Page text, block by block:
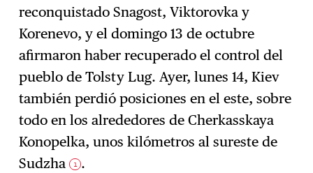
reconquistado Snagost, Viktorovka y
Korenevo, y el domingo 13 de octubre
afirmaron haber recuperado el control del
pueblo de Tolsty Lug. Ayer, lunes 14, Kiev
también perdió posiciones en el este, sobre
todo en los alrededores de Cherkasskaya
Konopelka, unos kilómetros al sureste de
Sudzha 1 .